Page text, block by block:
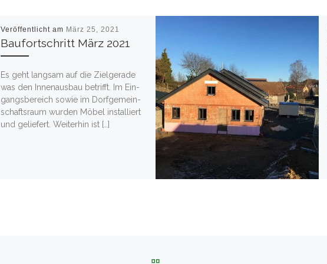
Veröffentlicht am März 25, 2021
Baufortschritt März 2021
Es geht lang­sam auf die Ziel­ge­ra­de
was den Innen­aus­bau betrifft. Im Ein­
gangs­be­reich sowie im Dorf­ge­mein­
schafts­raum wur­den Möbel instal­liert
und gelie­fert. Wei­ter­hin ist […]